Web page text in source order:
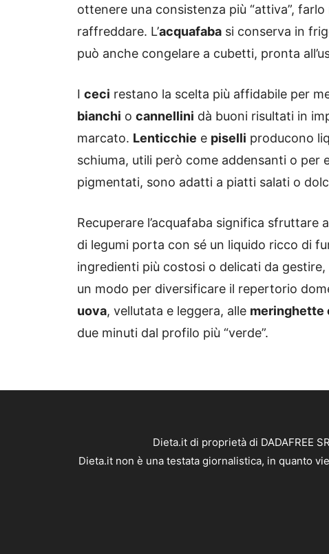
ottenere una consistenza più “attiva”,
raffreddare. L’acquafaba si conserva in
può anche congelare a cubetti, pronta
I ceci restano la scelta più affidabile per
bianchi o cannellini dà buoni risultati in
marcato. Lenticchie e piselli producono
schiuma, utili però come addensanti o per
pigmentati, sono adatti a piatti salati o
Recuperare l’acquafaba significa
di legumi porta con sé un liquido ricco di
ingredienti più costosi o delicati da gestire,
un modo per diversificare il repertorio
uova, vellutata e leggera, alle meringhette
due minuti dal profilo più “verde”.
Dieta.it di proprietà di DADAFREE
Dieta.it non è una testata giornalistica, in quanto